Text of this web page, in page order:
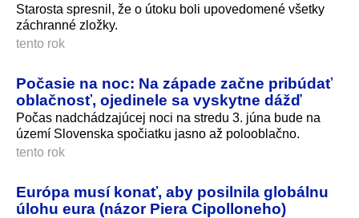
Starosta spresnil, že o útoku boli upovedomené všetky
záchranné zložky.
tento rok
Počasie na noc: Na západe začne pribúdať
oblačnosť, ojedinele sa vyskytne dážď
Počas nadchádzajúcej noci na stredu 3. júna bude na
území Slovenska spočiatku jasno až polooblačno.
tento rok
Európa musí konať, aby posilnila globálnu
úlohu eura (názor Piera Cipolloneho)